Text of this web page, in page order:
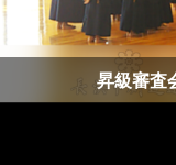
昇級審査